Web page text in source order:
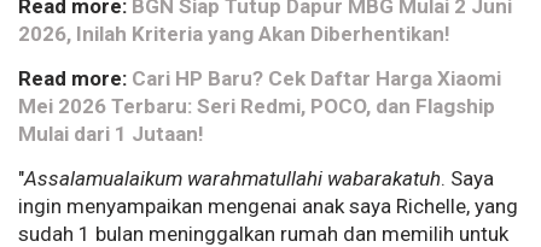
Read more: BGN Siap Tutup Dapur MBG Mulai 2 Juni
2026, Inilah Kriteria yang Akan Diberhentikan!
Read more: Cari HP Baru? Cek Daftar Harga Xiaomi
Mei 2026 Terbaru: Seri Redmi, POCO, dan Flagship
Mulai dari 1 Jutaan!
"Assalamualaikum warahmatullahi wabarakatuh. Saya
ingin menyampaikan mengenai anak saya Richelle, yang
sudah 1 bulan meninggalkan rumah dan memilih untuk